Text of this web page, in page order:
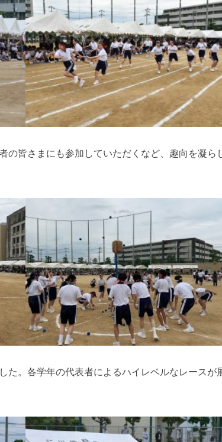
の皆さまにも参加していただくなど、趣向を凝
た。各学年の代表者によるハイレベルなレース